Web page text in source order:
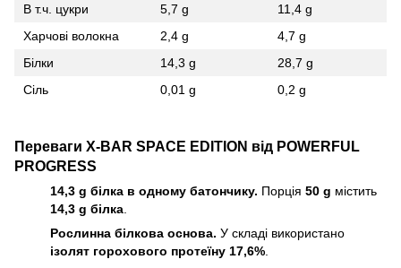
В т.ч. цукри
5,7 g
11,4 g
Харчові волокна
2,4 g
4,7 g
Білки
14,3 g
28,7 g
Сіль
0,01 g 0,2 g
Переваги X-BAR SPACE EDITION від POWERFUL
PROGRESS
14,3 g білка в одному батончику. Порція 50 g містить
14,3 g білка
Рослинна білкова основа. У складі використано
ізолят горохового протеїну 17,6%